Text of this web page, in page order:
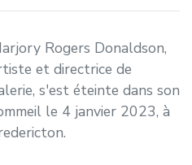
Rogers Donaldson,
et directrice de
s'est éteinte dans son
le 4 janvier 2023, à